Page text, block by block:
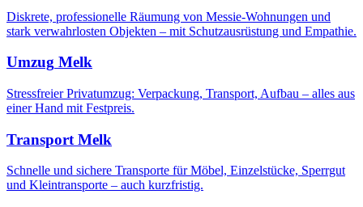
Diskrete, professionelle Räumung von Messie-Wohnungen und
stark verwahrlosten Objekten – mit Schutzausrüstung und Empathie.
Umzug Melk
Stressfreier Privatumzug: Verpackung, Transport, Aufbau – alles aus
einer Hand mit Festpreis.
Transport Melk
Schnelle und sichere Transporte für Möbel, Einzelstücke, Sperrgut
und Kleintransporte – auch kurzfristig.